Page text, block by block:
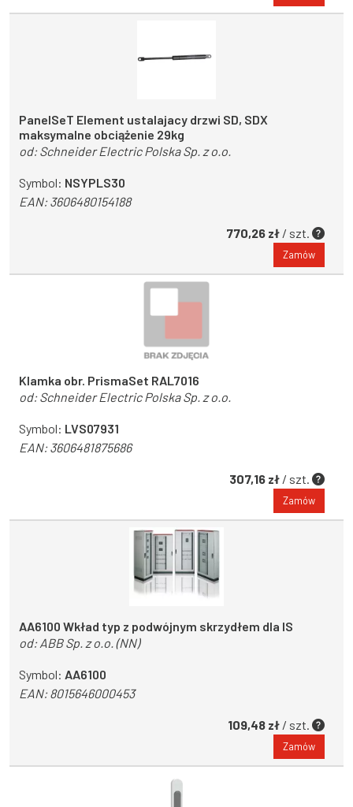
PanelSeT Element ustalajacy drzwi SD, SDX
maksymalne obciążenie 29kg
od:Schneider Electric Polska Sp. z o.o.
Symbol: NSYPLS30
EAN:3606480154188
770,26 zł / szt.
Zamów
Klamka obr. PrismaSet RAL7016
od:Schneider Electric Polska Sp. z o.o.
Symbol: LVS07931
EAN:3606481875686
307,16 zł / szt.
Zamów
AA6100 Wkład typ z podwójnym skrzydłem dla IS
od: ABB Sp. z o.o. (NN)
Symbol: AA6100
EAN:8015646000453
109,48 zł / szt.
Zamów